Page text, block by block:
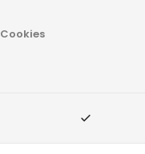
Cookies